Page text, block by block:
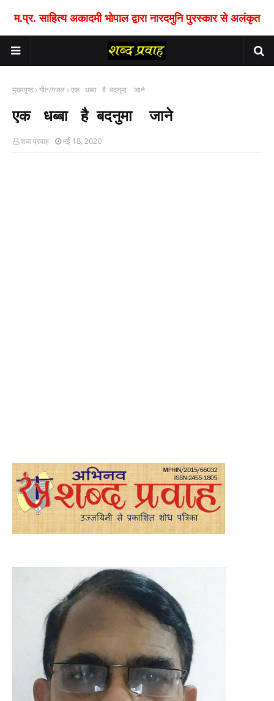
म.प्र. साहित्य अकादमी भोपाल द्वारा नारदमुनि पुरस्कार से अलंकृत
मुख्यपृष्ठ गीत/गजल एक धब्बा है बदनुमा जाने
एक धब्बा है बदनुमा जाने
शब्द प्रवाह मई 18, 2020